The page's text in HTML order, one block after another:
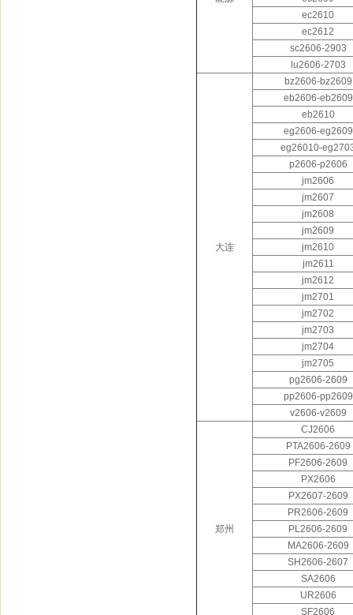
ec2610
ec2612
sc2606-2903
lu2606-2703
大连
bz2606-bz2609
eb2606-eb2609
eb2610
eg2606-eg2609
eg26010-
p2606-p2606
jm2606
jm2607
jm2608
jm2609
jm2610
jm2611
jm2612
jm2701
jm2702
jm2703
jm2704
jm2705
pg2606-2609
pp2606-pp2609
v2606-v2609
郑州
CJ2606
PTA2606-2609
PF2606-2609
PX2606
PX2607-2609
PR2606-2609
PL2606-2609
MA2606-2609
SH2606-2607
SA2606
UR2606
SF2606